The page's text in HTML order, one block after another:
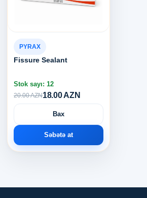
PYRAX
Fissure Sealant
Stok sayı: 12
20.00 AZN18.00 AZN
Bax
Səbətə at